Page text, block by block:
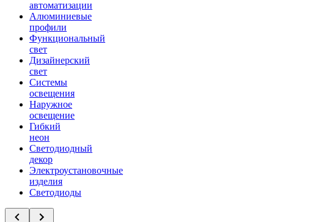
автоматизации
Алюминиевые
профили
Функциональный
свет
Дизайнерский
свет
Системы
освещения
Наружное
освещение
Гибкий
неон
Светодиодный
декор
Электроустановочные
изделия
Светодиоды